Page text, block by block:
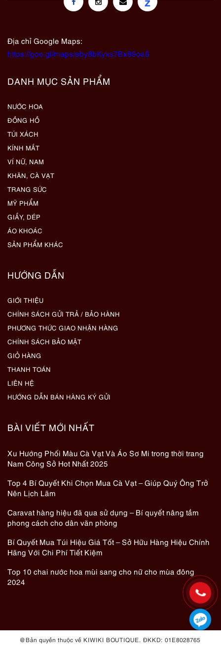
Địa chỉ Google Maps:
https://goo.gl/maps/eby8bKyks7Bx89oa6
DANH MỤC SẢN PHẨM
NƯỚC HOA
ĐỒNG HỒ
TÚI XÁCH
KÍNH MẮT
VÍ NỮ, NAM
KHĂN, CÀ VẠT
TRANG SỨC
MỸ PHẨM
GIẦY, DÉP
ÁO KHOÁC
SẢN PHẨM KHÁC
HƯỚNG DẪN
GIỚI THIỆU
CHÍNH SÁCH GỬI TRẢ / BẢO HÀNH
PHƯƠNG THỨC GIAO NHẬN HÀNG
CHÍNH SÁCH BẢO MẬT
GIỎ HÀNG
THANH TOÁN
LIÊN HỆ
HƯỚNG DẪN BÁN HÀNG KÝ GỬI
BÀI VIẾT MỚI NHẤT
Xu Hướng Phối Màu Cà Vạt Và Áo Sơ Mi trong thời trang
Nam Công Sở Hot Nhất 2025
Top 4 Bí Quyết Khi Chọn Mua Cà Vạt – Giúp Quý Ông Trở
Nên Lịch Lãm
Caravat hàng hiệu đã qua sử dụng – Bí quyết nâng tầm
phong cách cho dân văn phòng
Bí Quyết Mua Túi Hiệu Giá Tốt – Sở Hữu Hàng Hiệu Chính
Hãng Với Chi Phí Tiết Kiệm
Top 10 chai nước hoa mùi sang cho nữ cho mùa đông
2024
@ Bản quyền thuộc về KIWIKI BOUTIQUE. ĐKKD: 01E8028765